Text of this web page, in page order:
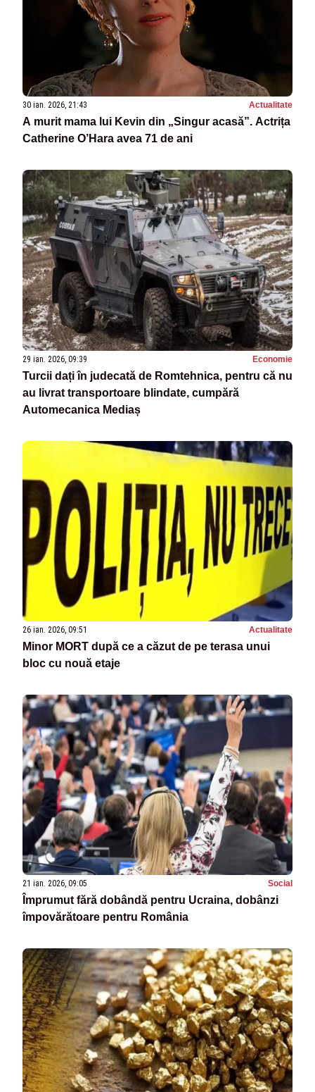
30 ian. 2026, 21:43 Actualitate
A murit mama lui Kevin din „Singur acasă”. Actrița
Catherine O’Hara avea 71 de ani
29 ian. 2026, 09:39 Economie
Turcii dați în judecată de Romtehnica, pentru că nu
au livrat transportoare blindate, cumpără
Automecanica Mediaș
26 ian. 2026, 09:51 Actualitate
Minor MORT după ce a căzut de pe terasa unui
bloc cu nouă etaje
21 ian. 2026, 09:05 Social
Împrumut fără dobândă pentru Ucraina, dobânzi
împovărătoare pentru România